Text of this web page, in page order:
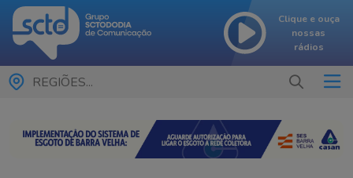
Clique e ouça
nossas
rádios
REGIÕES...